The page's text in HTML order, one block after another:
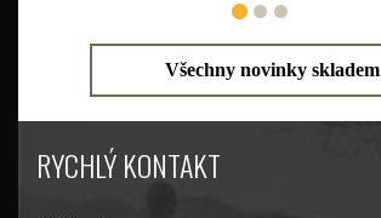
Všechny novinky skladem
RYCHLÝ KONTAKT